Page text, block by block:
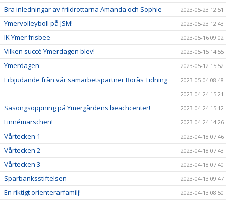
Bra inledningar av friidrottarna Amanda och Sophie 2023-05-23 12:51
Ymervolleyboll på JSM! 2023-05-23 12:43
IK Ymer frisbee 2023-05-16 09:02
Vilken succé Ymerdagen blev! 2023-05-15 14:55
Ymerdagen 2023-05-12 15:52
Erbjudande från vår samarbetspartner Borås Tidning
2023-05-04 08:48
2023-04-24 15:21
Säsongsöppning på Ymergårdens beachcenter! 2023-04-24 15:12
Linnémarschen! 2023-04-24 14:26
Vårtecken 1 2023-04-18 07:46
Vårtecken 2 2023-04-18 07:43
Vårtecken 3 2023-04-18 07:40
Sparbanksstiftelsen 2023-04-13 09:47
En riktigt orienterarfamilj! 2023-04-13 08:50